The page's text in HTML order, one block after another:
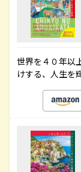
世界を４０年以
けする、人生を